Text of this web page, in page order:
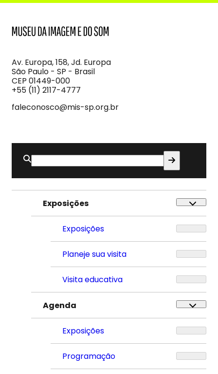
Imagem
e
do
Som
Av. Europa, 158, Jd. Europa
São Paulo - SP - Brasil
CEP 01449-000
+55 (11) 2117-4777
faleconosco@mis-sp.org.br
Buscar
por:
Exposições
Exposições
Planeje sua visita
Visita educativa
Agenda
Exposições
Programação